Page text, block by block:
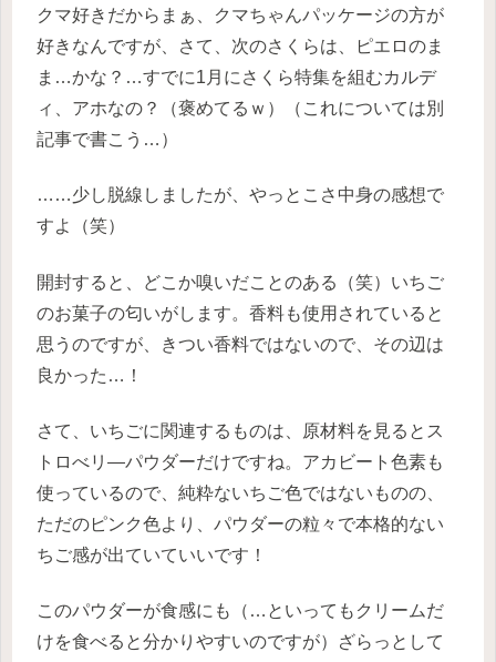
クマ好きだからまぁ、クマちゃんパッケージの方が
好きなんですが、さて、次のさくらは、ピエロのま
ま…かな？…すでに1月にさくら特集を組むカルデ
ィ、アホなの？（褒めてるｗ）（これについては別
記事で書こう…）
……少し脱線しましたが、やっとこさ中身の感想で
すよ（笑）
開封すると、どこか嗅いだことのある（笑）いちご
のお菓子の匂いがします。香料も使用されていると
思うのですが、きつい香料ではないので、その辺は
良かった…！
さて、いちごに関連するものは、原材料を見るとス
トロべリ―パウダーだけですね。アカビート色素も
使っているので、純粋ないちご色ではないものの、
ただのピンク色より、パウダーの粒々で本格的ない
ちご感が出ていていいです！
このパウダーが食感にも（…といってもクリームだ
けを食べると分かりやすいのですが）ざらっとして